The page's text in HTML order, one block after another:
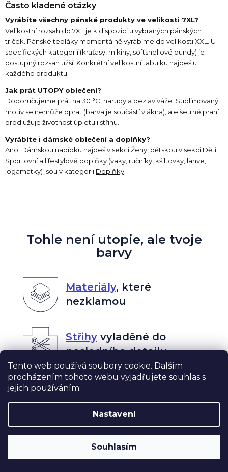
Tento web používá soubory cookie. Dalším
procházením tohoto webu vyjadřujete souhlas s
jejich používáním.
Nastavení
Souhlasím
Často kladené otázky
Vyrábíte všechny pánské produkty ve velikosti 7XL?
Velikostní rozsah do 7XL je k dispozici u vybraných pánských
triček. Pánské tepláky momentálně vyrábíme do velikosti XXL. U
specifických kategorií (kraťasy, mikiny, softshellové bundy) je
dostupný rozsah užší. Konkrétní velikostní tabulku najdeš u
každého produktu.
Jak prát UTOPY oblečení?
Doporučujeme prát na 30 °C, naruby a bez aviváže. Sublimovaný
motiv se nemůže oprat (barva je součástí vlákna), ale šetrné praní
prodlužuje životnost úpletu i střihu.
Vyrábíte i dámské oblečení a doplňky?
Ano. Dámskou nabídku najdeš v sekciŽeny, dětskou v sekci Děti.
Sportovní a lifestylové doplňky (vaky, ručníky, kšiltovky, lahve,
jogamatky) jsou v kategorii Doplňky.
Tohle není utopie, ale tvoje
barvy
Materiály, které
nezklamou
Střihyvyladěné do
posledního detailu
Česká ruční
Unikátníautorské
designy